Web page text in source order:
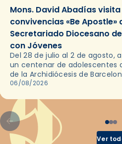
Mons. David Abadías
convivencias «Be Apostle»
Secretariado Diocesano
con Jóvenes
Del 28 de julio al 2 de agosto,
un centenar de adolescentes
de la Archidiócesis de
en las convivencias Be Apostle,
06/08/2026
Ver